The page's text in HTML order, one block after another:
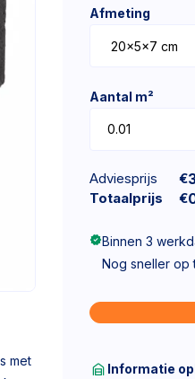
met
Afmeting
Aantal m²
Adviesprijs €
Totaalprijs
€
Binnen 3
Nog sneller op
Informatie